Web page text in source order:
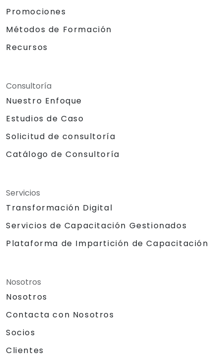
Promociones
Métodos de Formación
Recursos
Consultoría
Nuestro Enfoque
Estudios de Caso
Solicitud de consultoría
Catálogo de Consultoría
Servicios
Transformación Digital
Servicios de Capacitación Gestionados
Plataforma de Impartición de Capacitación
Nosotros
Nosotros
Contacta con Nosotros
Socios
Clientes